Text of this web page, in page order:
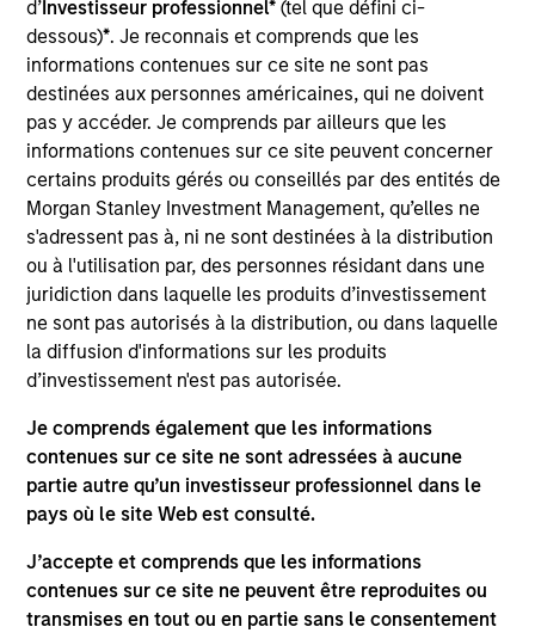
d’Investisseur professionnel*(tel que défini ci-
dessous)*. Je reconnais et comprends que les
informations contenues sur ce site ne sont pas
destinées aux personnes américaines, qui ne doivent
pas y accéder. Je comprends par ailleurs que les
informations contenues sur ce site peuvent concerner
certains produits gérés ou conseillés par des entités de
Morgan Stanley Investment Management, qu’elles ne
s'adressent pas à, ni ne sont destinées à la distribution
ou à l'utilisation par, des personnes résidant dans une
juridiction dans laquelle les produits d’investissement
ne sont pas autorisés à la distribution, ou dans laquelle
la diffusion d'informations sur les produits
d’investissement n'est pas autorisée.
Je comprends également que les informations
contenues sur ce site ne sont adressées à aucune
partie autre qu’un investisseur professionnel dans le
pays où le site Web est consulté.
J’accepte et comprends que les informations
contenues sur ce site ne peuvent être reproduites ou
transmises en tout ou en partie sans le consentement
Investment Team
Morgan Stanley Next Level
As of July 25, 2025. The above is provided for informational
and educational purposes only. There is no guarantee that
the investment mentioned resulted in positive performance
(for realized holdings), or will perform well in the future (for
current holdings). The trademarks and service marks above
are the property of their respective owners. The information
on this website has not been authorized, sponsored, or
otherwise approved by such owners. By clicking on any
links shown here, you agree that you are navigating to a
third party site. We are providing these hyperlinks to you
only as a convenience and the inclusion of any hyperlink is
not and does not imply any endorsement, approval,
investigation, verification or monitoring by us of any
information contained in any hyperlinked site. In no event
shall we be responsible for the information contained on
the site or your use of such site.